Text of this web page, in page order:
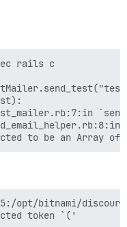
rails c
opt/bitnami/